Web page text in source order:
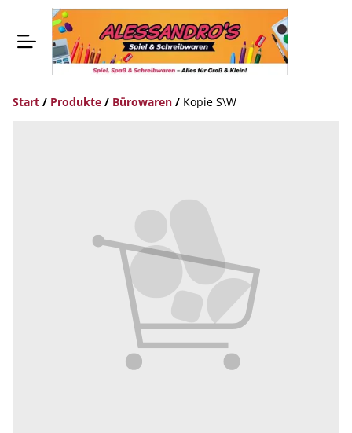
Start / Produkte / Bürowaren / Kopie S\W